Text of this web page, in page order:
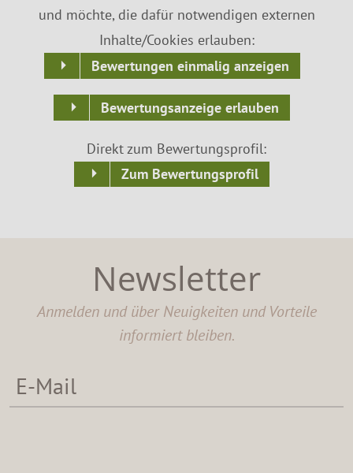
und möchte, die dafür notwendigen externen
Inhalte/Cookies erlauben:
Bewertungen einmalig anzeigen
Bewertungsanzeige erlauben
Direkt zum Bewertungsprofil:
Zum Bewertungsprofil
Newsletter
Anmelden und über Neuigkeiten und Vorteile
informiert bleiben.